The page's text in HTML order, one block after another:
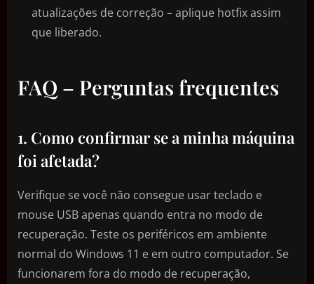
atualizações de correção – aplique hotfix assim
que liberado.
FAQ – Perguntas frequentes
1. Como confirmar se a minha máquina
foi afetada?
Verifique se você não consegue usar teclado e
mouse USB apenas quando entra no modo de
recuperação. Teste os periféricos em ambiente
normal do Windows 11 e em outro computador. Se
funcionarem fora do modo de recuperação,